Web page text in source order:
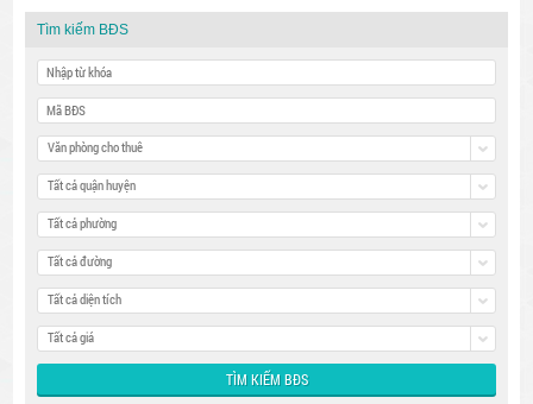
Tìm kiếm BĐS
Văn phòng cho thuê
Tất cả quận huyện
Tất cả phường
Tất cả đường
Tất cả diện tích
Tất cả giá